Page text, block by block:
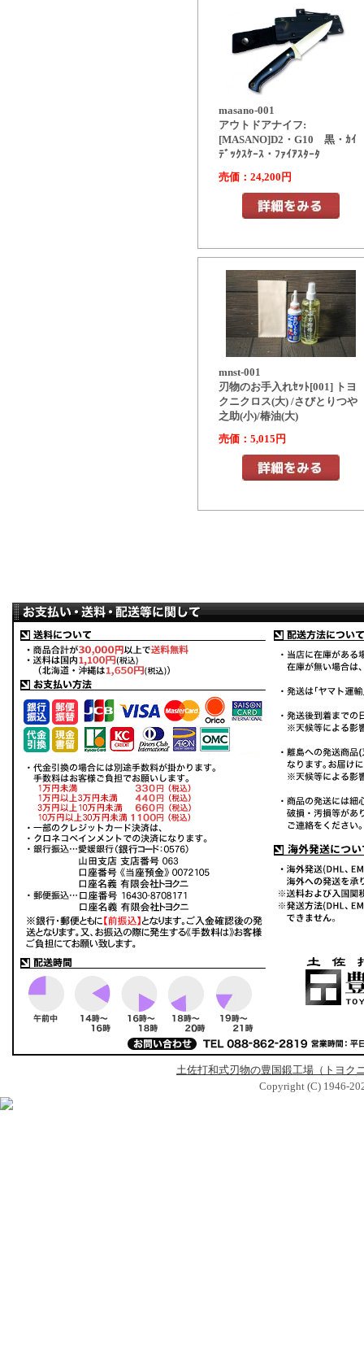
masano-001
アウトドアナイフ:
[MASANO]D2・G10 黒・ｶｲ
ﾃﾞｯｸｽｹｰｽ・ﾌｧｲｱｽﾀｰﾀ
売価：24,200円
mnst-001
刃物のお手入れｾｯﾄ[001] トヨ
クニクロス(大) /さびとりつや
之助(小)/椿油(大)
売価：5,015円
土佐打和式刃物の豊国鍛工場（トヨク
Copyright (C) 1946-